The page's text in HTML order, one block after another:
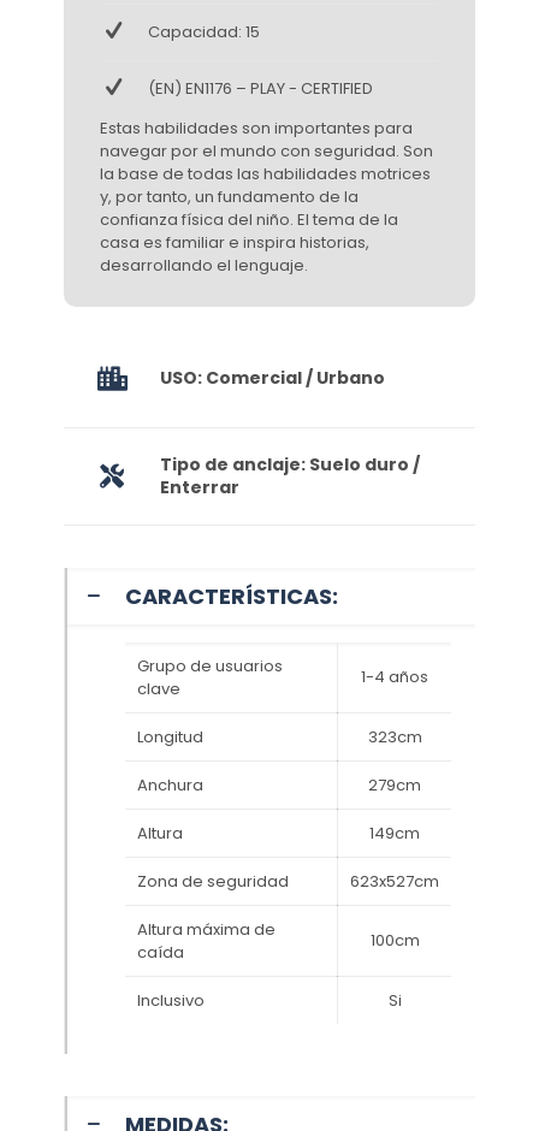
Capacidad: 15
(EN) EN1176 – PLAY - CERTIFIED
Estas habilidades son importantes para
navegar por el mundo con seguridad. Son
la base de todas las habilidades motrices
y, por tanto, un fundamento de la
confianza física del niño. El tema de la
casa es familiar e inspira historias,
desarrollando el lenguaje.
USO: Comercial / Urbano
Tipo de anclaje: Suelo duro /
Enterrar
CARACTERÍSTICAS:
Grupo de usuarios
clave
1-4 años
Longitud 323cm
Anchura 279cm
Altura 149cm
Zona de seguridad 623x527cm
Altura máxima de
caída
100cm
Inclusivo Si
MEDIDAS: